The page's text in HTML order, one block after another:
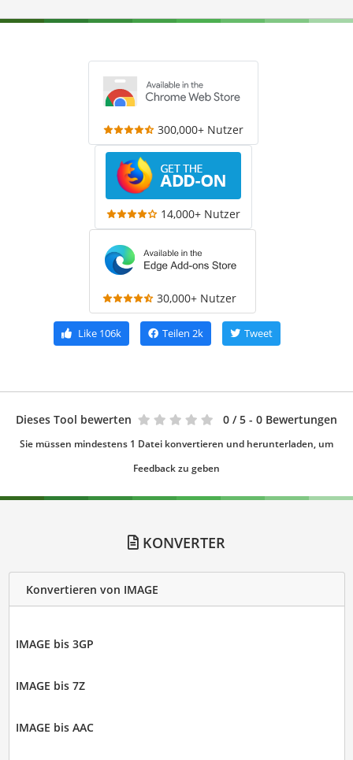
300,000+ Nutzer
14,000+ Nutzer
30,000+ Nutzer
Like 106k Teilen 2k Tweet
Dieses Tool bewerten 0 / 5 - 0 Bewertungen
Sie müssen mindestens 1 Datei konvertieren und herunterladen, um
Feedback zu geben
KONVERTER
Konvertieren von IMAGE
IMAGE bis 3GP
IMAGE bis 7Z
IMAGE bis AAC